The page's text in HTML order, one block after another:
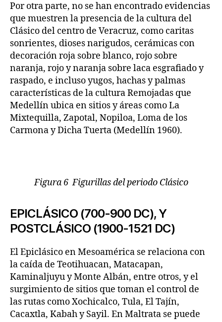
Por otra parte, no se han encontrado evidencias
que muestren la presencia de la cultura del
Clásico del centro de Veracruz, como caritas
sonrientes, dioses narigudos, cerámicas con
decoración roja sobre blanco, rojo sobre
naranja, rojo y naranja sobre laca esgrafiado y
raspado, e incluso yugos, hachas y palmas
características de la cultura Remojadas que
Medellín ubica en sitios y áreas como La
Mixtequilla, Zapotal, Nopiloa, Loma de los
Carmona y Dicha Tuerta (Medellín 1960).
Figura 6 Figurillas del periodo Clásico
EPICLÁSICO (700-900 DC), Y
POSTCLÁSICO (1900-1521 DC)
El Epiclásico en Mesoamérica se relaciona con
la caída de Teotihuacan, Matacapan,
Kaminaljuyu y Monte Albán, entre otros, y el
surgimiento de sitios que toman el control de
las rutas como Xochicalco, Tula, El Tajín,
Cacaxtla, Kabah y Sayil. En Maltrata se puede